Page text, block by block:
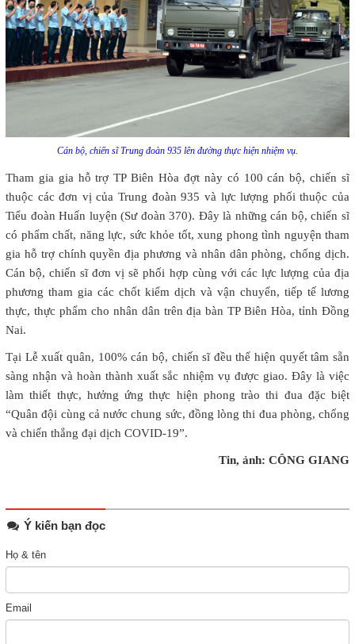
Cán bộ, chiến sĩ Trung đoàn 935 lên đường thực hiện nhiệm vụ.
Tham gia gia hỗ trợ TP Biên Hòa đợt này có 100 cán bộ, chiến sĩ
thuộc các đơn vị của Trung đoàn 935 và lực lượng phối thuộc của
Tiểu đoàn Huấn luyện (Sư đoàn 370). Đây là những cán bộ, chiến sĩ
có phẩm chất, năng lực, sức khỏe tốt, xung phong tình nguyện tham
gia hỗ trợ chính quyền địa phương và nhân dân phòng, chống dịch.
Cán bộ, chiến sĩ đơn vị sẽ phối hợp cùng với các lực lượng của địa
phương tham gia các chốt kiểm dịch và vận chuyển, tiếp tế lương
thực, thực phẩm cho nhân dân trên địa bàn TP Biên Hòa, tỉnh Đồng
Nai.
Tại Lễ xuất quân, 100% cán bộ, chiến sĩ đều thể hiện quyết tâm sẵn
sàng nhận và hoàn thành xuất sắc nhiệm vụ được giao. Đây là việc
làm thiết thực, hưởng ứng thực hiện phong trào thi đua đặc biệt
“Quân đội cùng cả nước chung sức, đồng lòng thi đua phòng, chống
và chiến thắng đại dịch COVID-19”.
Tin, ảnh: CÔNG GIANG
Ý kiến bạn đọc
Họ & tên
Email